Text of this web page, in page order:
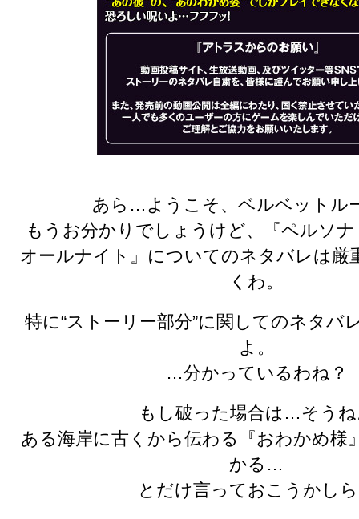
あら…ようこそ、ベルベットル
もうお分かりでしょうけど、『ペルソ
オールナイト』についてのネタバレは厳
くわ。
特に“ストーリー部分”に関してのネタバ
よ。
…分かっているわね？
もし破った場合は…そう
ある海岸に古くから伝わる『おわかめ様
かる…
とだけ言っておこうかし